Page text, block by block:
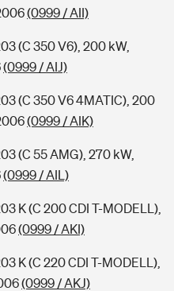
(0999 / AII)
(C 350 V6), 200 kW,
(0999 / AIJ)
(C 350 V6 4MATIC), 200
(0999 / AIK)
(C 55 AMG), 270 kW,
(0999 / AIL)
K (C 200 CDI T-MODELL),
(0999 / AKI)
K (C 220 CDI T-MODELL),
(0999 / AKJ)